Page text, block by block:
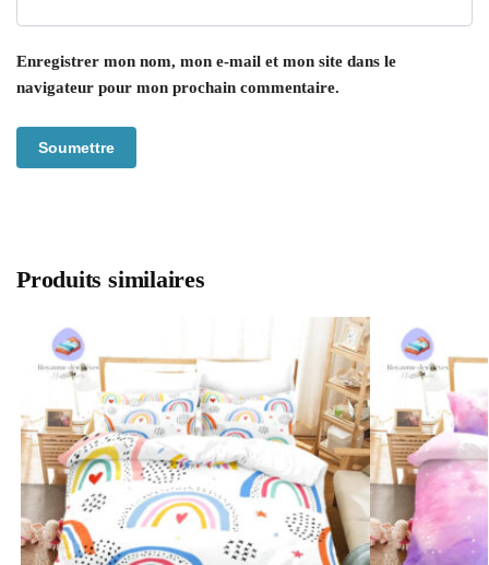
Enregistrer mon nom, mon e-mail et mon site dans le
navigateur pour mon prochain commentaire.
Produits similaires